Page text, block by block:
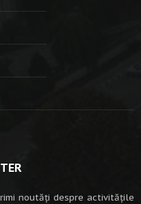
noutăți despre activitățile